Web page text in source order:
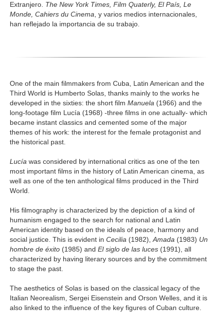
Extranjero. The New York Times, Film Quaterly, El País, Le
Monde, Cahiers du Cinema , y varios medios internacionales,
han reflejado la importancia de su trabajo.
One of the main filmmakers from Cuba, Latin American and the
Third World is Humberto Solas, thanks mainly to the works he
developed in the sixties: the short film Manuela (1966) and the
long-footage film Lucía (1968) -three films in one actually- which
became instant classics and cemented some of the major
themes of his work: the interest for the female protagonist and
the historical past.
Lucía was considered by international critics as one of the ten
most important films in the history of Latin American cinema, as
well as one of the ten anthological films produced in the Third
World.
His filmography is characterized by the depiction of a kind of
humanism engaged to the search for national and Latin
American identity based on the ideals of peace, harmony and
social justice. This is evident in Cecilia (1982), Amada (1983) Un
hombre de éxito (1985) and El siglo de las luces (1991), all
characterized by having literary sources and by the commitment
to stage the past.
The aesthetics of Solas is based on the classical legacy of the
Italian Neorealism, Sergei Eisenstein and Orson Welles, and it is
also linked to the influence of the key figures of Cuban culture.